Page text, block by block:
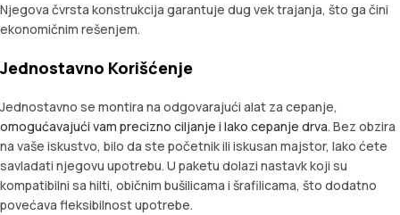
Njegova čvrsta konstrukcija garantuje dug vek trajanja, što ga čini
ekonomičnim rešenjem.
Jednostavno Korišćenje
Jednostavno se montira na odgovarajući alat za cepanje,
omogućavajući vam precizno ciljanje i lako cepanje drva. Bez obzira
na vaše iskustvo, bilo da ste početnik ili iskusan majstor, lako ćete
savladati njegovu upotrebu. U paketu dolazi nastavk koji su
kompatibilni sa hilti, običnim bušilicama i šrafilicama, što dodatno
povećava fleksibilnost upotrebe.